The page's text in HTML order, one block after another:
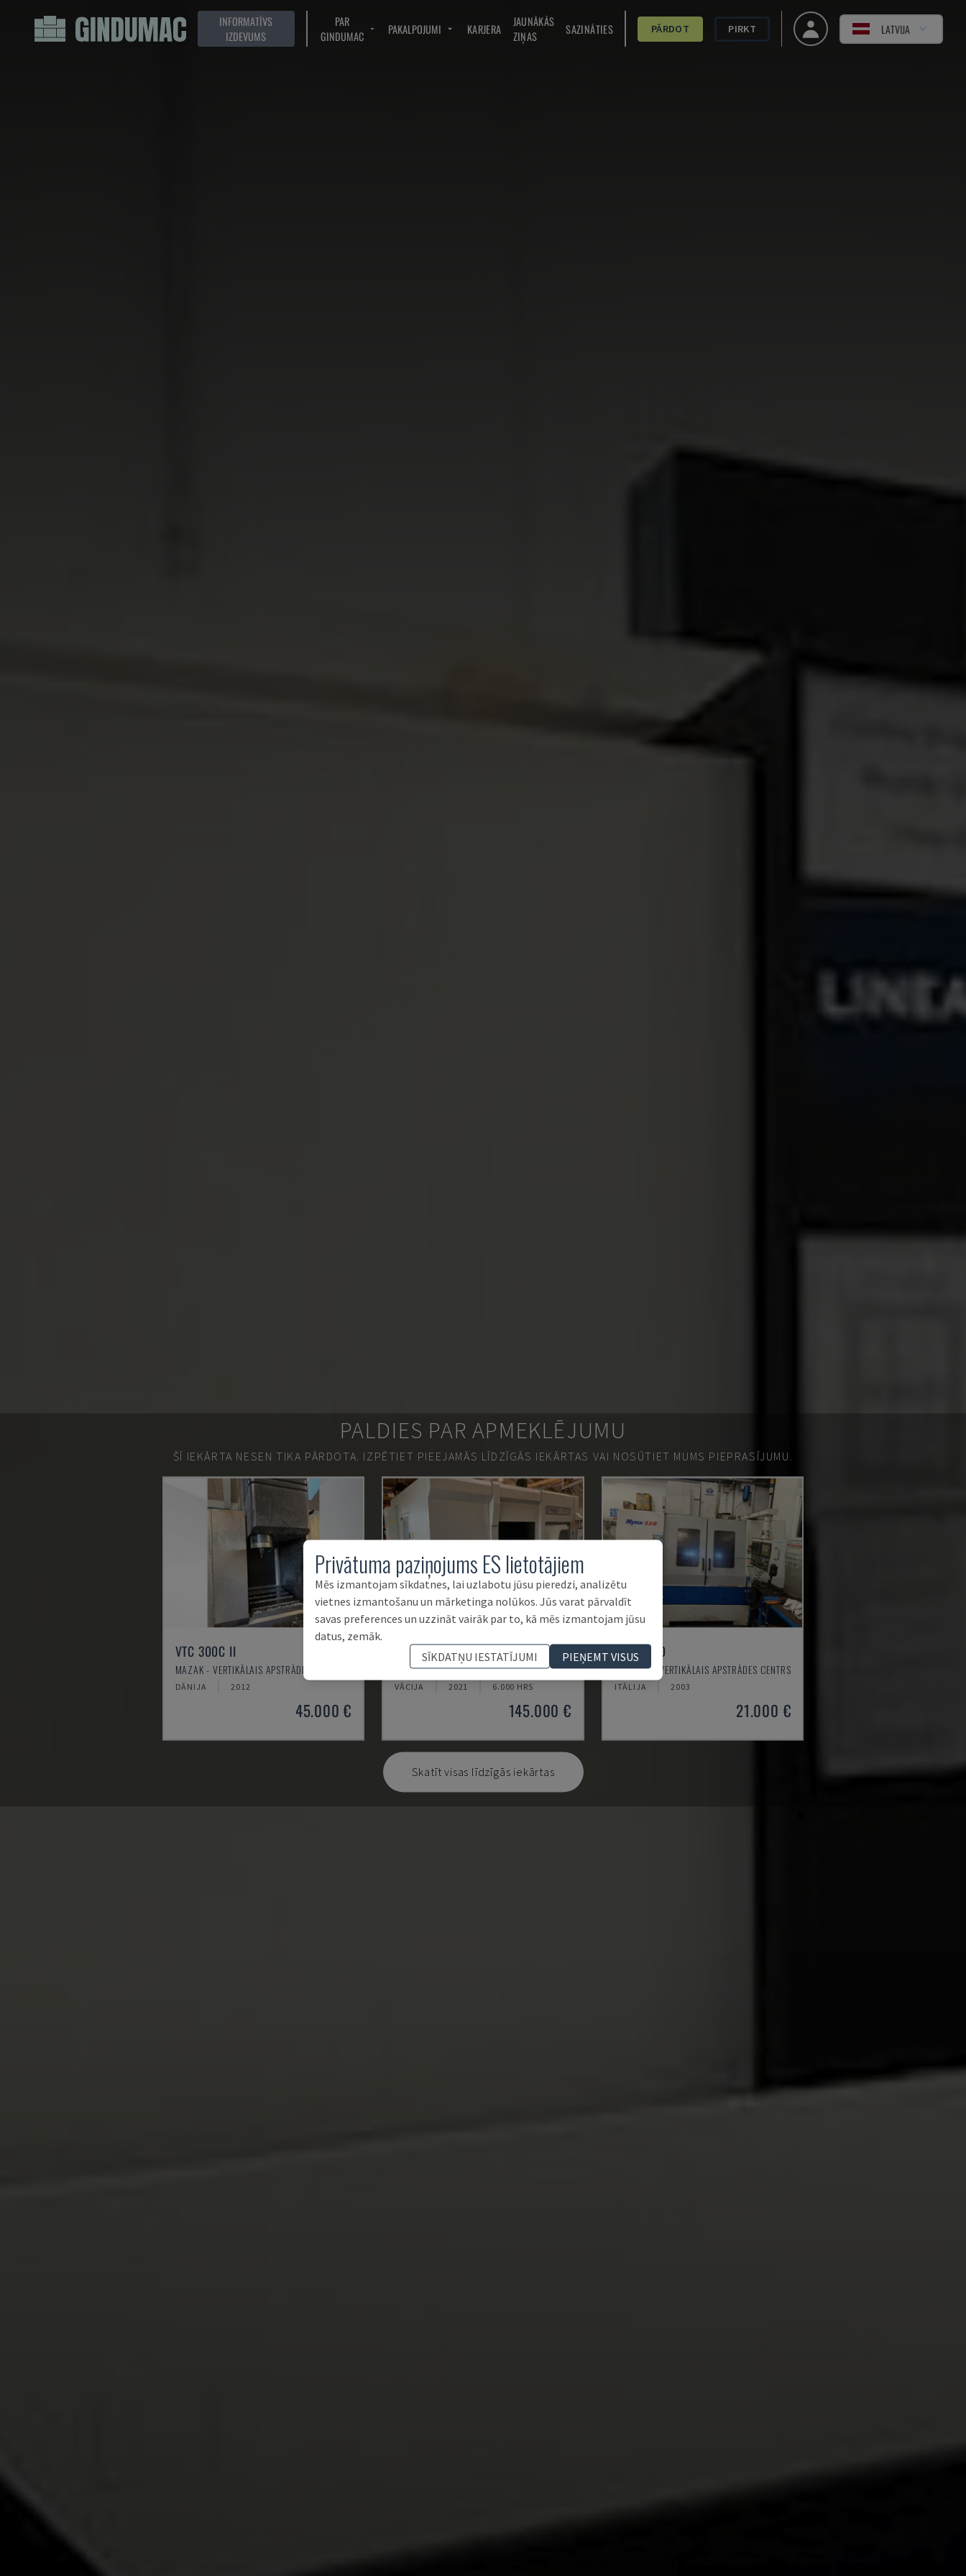
INFORMATĪVS
IZDEVUMS
PAR
GINDUMAC
PAKALPOJUMI KARJERA
JAUNĀKĀS
ZIŅAS
SAZINĀTIES PĀRDOT PIRKT LATVIJA
PALDIES PAR APMEKLĒJUMU
ŠĪ IEKĀRTA NESEN TIKA PĀRDOTA. IZPĒTIET PIEEJAMĀS LĪDZĪGĀS IEKĀRTAS VAI NOSŪTIET MUMS PIEPRASĪJUMU.
VTC 300C II
MAZAK - VERTIKĀLAIS APSTRĀDES CENTRS
DĀNIJA 2012
45.000 €
U5-1530
SPINNER - VERTIKĀLAIS APSTRĀDES CENTRS
VĀCIJA 2021 6.000 HRS
145.000 €
MYNX 550
DAEWOO - VERTIKĀLAIS APSTRĀDES CENTRS
ITĀLIJA 2003
21.000 €
Skatīt visas līdzīgās iekārtas
Privātuma paziņojums ES lietotājiem
Mēs izmantojam sīkdatnes, lai uzlabotu jūsu pieredzi, analizētu
vietnes izmantošanu un mārketinga nolūkos. Jūs varat pārvaldīt
savas preferences un uzzināt vairāk par to, kā mēs izmantojam jūsu
datus, zemāk.
SĪKDATŅU IESTATĪJUMI
PIEŅEMT VISUS